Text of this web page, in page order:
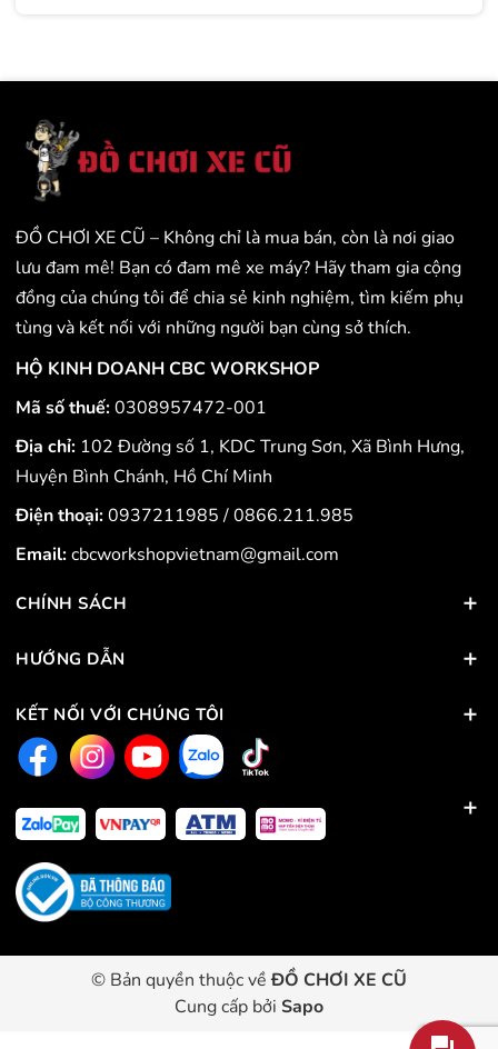
ĐỒ CHƠI XE CŨ – Không chỉ là mua bán, còn là nơi giao
lưu đam mê! Bạn có đam mê xe máy? Hãy tham gia cộng
đồng của chúng tôi để chia sẻ kinh nghiệm, tìm kiếm phụ
tùng và kết nối với những người bạn cùng sở thích.
HỘ KINH DOANH CBC WORKSHOP
Mã số thuế:0308957472-001
Địa chỉ: 102 Đường số 1, KDC Trung Sơn, Xã Bình Hưng,
Huyện Bình Chánh, Hồ Chí Minh
Điện thoại:0937211985/0866.211.985
Email:cbcworkshopvietnam@gmail.com
CHÍNH SÁCH
HƯỚNG DẪN
KẾT NỐI VỚI CHÚNG TÔI
© Bản quyền thuộc vềĐỒ CHƠI XE CŨ
Cung cấp bởi Sapo